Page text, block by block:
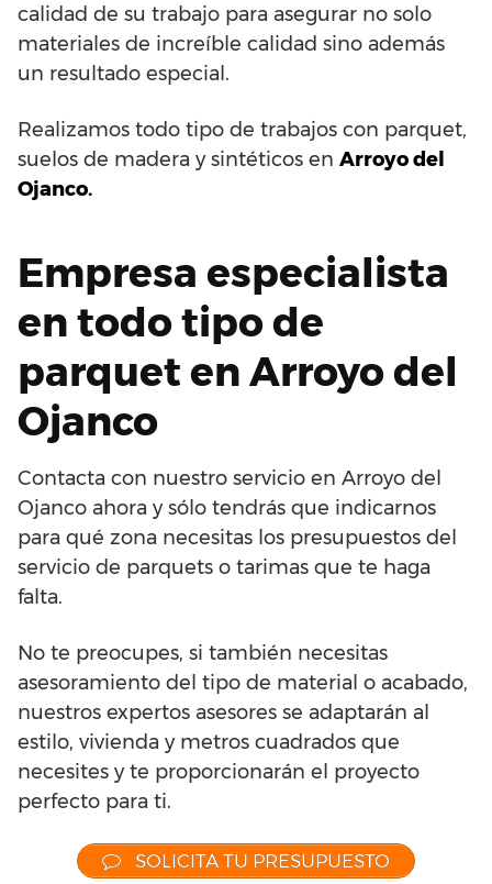
calidad de su trabajo para asegurar no solo
materiales de increíble calidad sino además
un resultado especial.
Realizamos todo tipo de trabajos con parquet,
suelos de madera y sintéticos en Arroyo del
Ojanco.
Empresa especialista
en todo tipo de
parquet en Arroyo del
Ojanco
Contacta con nuestro servicio en Arroyo del
Ojanco ahora y sólo tendrás que indicarnos
para qué zona necesitas los presupuestos del
servicio de parquets o tarimas que te haga
falta.
No te preocupes, si también necesitas
asesoramiento del tipo de material o acabado,
nuestros expertos asesores se adaptarán al
estilo, vivienda y metros cuadrados que
necesites y te proporcionarán el proyecto
perfecto para ti.
SOLICITA TU PRESUPUESTO